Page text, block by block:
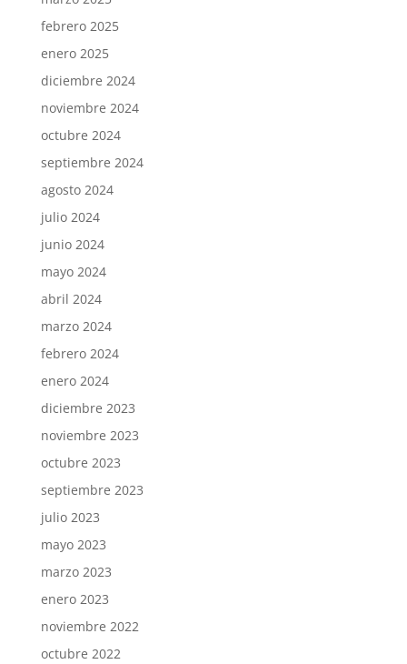
febrero 2025
enero 2025
diciembre 2024
noviembre 2024
octubre 2024
septiembre 2024
agosto 2024
julio 2024
junio 2024
mayo 2024
abril 2024
marzo 2024
febrero 2024
enero 2024
diciembre 2023
noviembre 2023
octubre 2023
septiembre 2023
julio 2023
mayo 2023
marzo 2023
enero 2023
noviembre 2022
octubre 2022